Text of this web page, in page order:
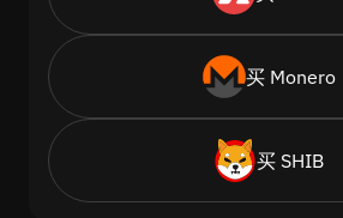
买 Monero
买 SHIB